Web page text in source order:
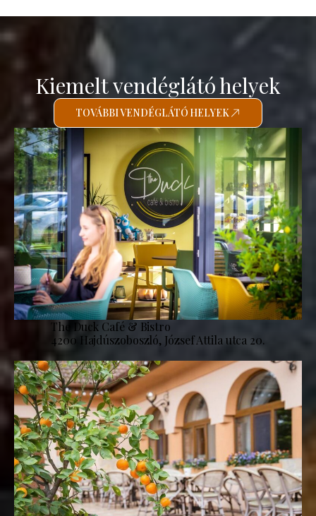
Kiemelt vendéglátó helyek
TOVÁBBI VENDÉGLÁTÓ HELYEK
The Duck Café & Bistro
4200 Hajdúszoboszló, József Attila utca 20.